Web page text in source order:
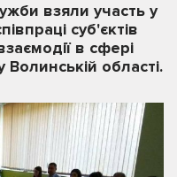
взяли участь у
суб'єктів
в сфері
Волинській області.